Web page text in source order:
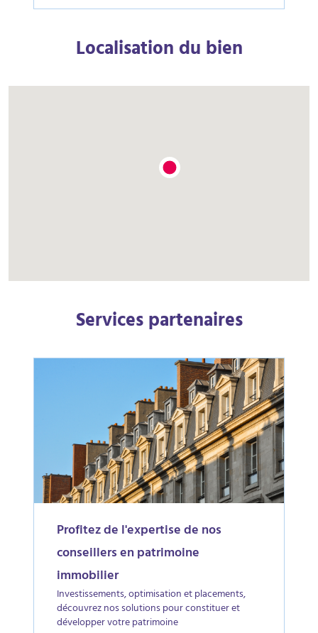
Localisation du bien
Services partenaires
Profitez de l'expertise de nos
conseillers en patrimoine
immobilier
Investissements, optimisation et placements,
découvrez nos solutions pour constituer et
développer votre patrimoine